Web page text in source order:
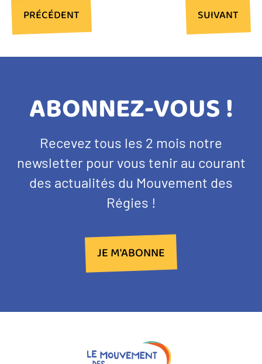
Pagination
PAGE
PRÉCÉDENT PAGE
SUIVANT
TITRE
BANDEAU
NEWSLETTER
ABONNEZ-VOUS !
Texte
d'introduction
Recevez tous les 2 mois notre
newsletter pour vous tenir au courant
des actualités du Mouvement des
Régies !
JE M'ABONNE